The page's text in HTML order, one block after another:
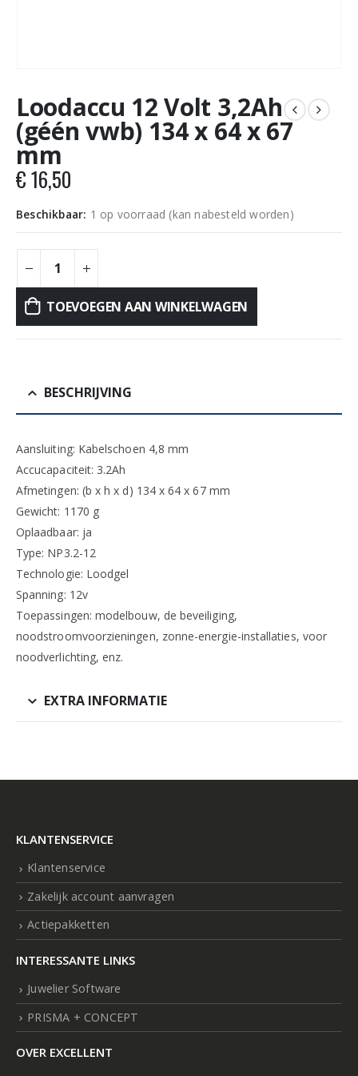
Loodaccu 12 Volt 3,2Ah
(géén vwb) 134 x 64 x 67
mm
€16,50
Beschikbaar: 1 op voorraad (kan nabesteld worden)
TOEVOEGEN AAN WINKELWAGEN
BESCHRIJVING
Aansluiting: Kabelschoen 4,8 mm
Accucapaciteit: 3.2Ah
Afmetingen: (b x h x d) 134 x 64 x 67 mm
Gewicht: 1170 g
Oplaadbaar: ja
Type: NP3.2-12
Technologie: Loodgel
Spanning: 12v
Toepassingen: modelbouw, de beveiliging,
noodstroomvoorzieningen, zonne-energie-installaties, voor
noodverlichting, enz.
EXTRA INFORMATIE
KLANTENSERVICE
Klantenservice
Zakelijk account aanvragen
Actiepakketten
INTERESSANTE LINKS
Juwelier Software
PRISMA + CONCEPT
OVER EXCELLENT